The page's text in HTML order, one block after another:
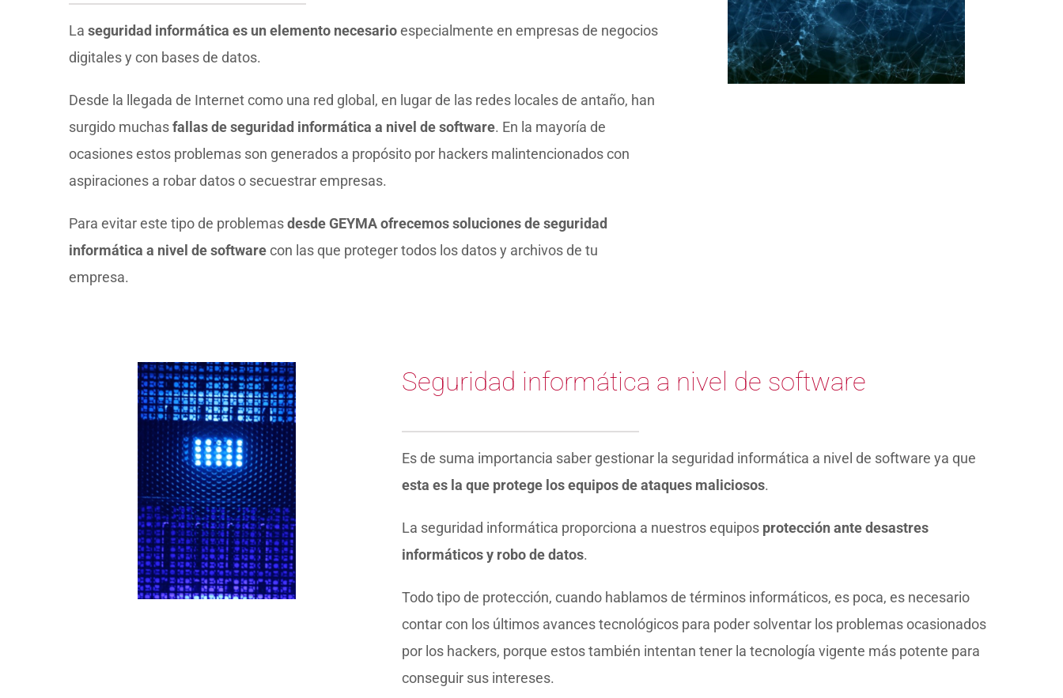
La seguridad informática es un elemento necesarioespecialmente en empresas de negocios
digitales y con bases de datos.
Desde la llegada de Internet como una red global, en lugar de las redes locales de antaño, han
surgido muchasfallas de seguridad informática a nivel de software. En la mayoría de
ocasiones estos problemas son generados a propósito por hackers malintencionados con
aspiraciones a robar datos o secuestrar empresas.
Para evitar este tipo de problemasdesde GEYMA ofrecemos soluciones de seguridad
informática a nivel de softwarecon las que proteger todos los datos y archivos de tu
empresa.
Seguridad informática a nivel de software
Es de suma importancia saber gestionar la seguridad informática a nivel de software ya que
esta es la que protege los equipos de ataques maliciosos.
La seguridad informática proporciona a nuestros equipos protección ante desastres
informáticos y robo de datos.
Todo tipo de protección, cuando hablamos de términos informáticos, es poca, es necesario
contar con los últimos avances tecnológicos para poder solventar los problemas ocasionados
por los hackers, porque estos también intentan tener la tecnología vigente más potente para
conseguir sus intereses.